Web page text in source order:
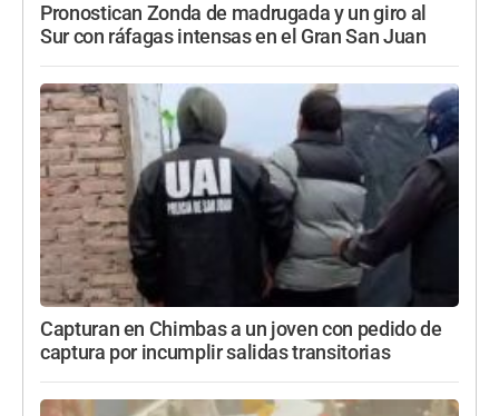
Pronostican Zonda de madrugada y un giro al
Sur con ráfagas intensas en el Gran San Juan
Capturan en Chimbas a un joven con pedido de
captura por incumplir salidas transitorias